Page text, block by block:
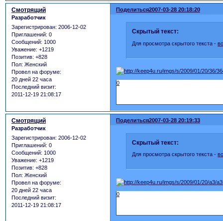
Поделиться2007-03-28 20:18:20
Смотрящий
Разработчик
Зарегистрирован: 2006-12-02
Приглашений: 0
Сообщений: 1000
Уважение: +1219
Позитив: +828
Пол: Женский
Провел на форуме:
20 дней 22 часа
Последний визит:
2011-12-19 21:08:17
Скрытый текст:
Для просмотра скрытого текста -
0
Поделиться2007-03-28 20:19:33
Смотрящий
Разработчик
Зарегистрирован: 2006-12-02
Приглашений: 0
Сообщений: 1000
Уважение: +1219
Позитив: +828
Пол: Женский
Провел на форуме:
20 дней 22 часа
Последний визит:
2011-12-19 21:08:17
Скрытый текст:
Для просмотра скрытого текста -
0